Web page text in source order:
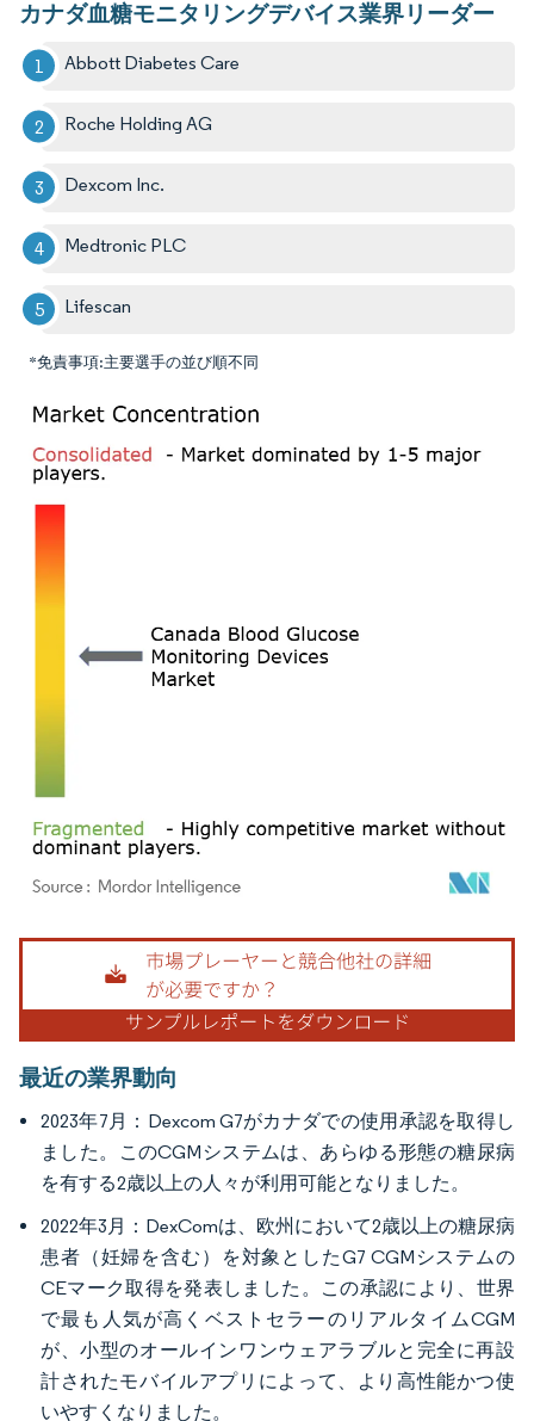
カナダ血糖モニタリングデバイス業界リーダー
Abbott Diabetes Care
Roche Holding AG
Dexcom Inc.
Medtronic PLC
Lifescan
*免責事項:主要選手の並び順不同
画像 © Mordor Intelligence。再利用にはCC BY 4.0の表示が必要です。
最近の業界動向
2023年7月：Dexcom G7がカナダでの使用承認を取得し
ました。このCGMシステムは、あらゆる形態の糖尿病
を有する2歳以上の人々が利用可能となりました。
2022年3月：DexComは、欧州において2歳以上の糖尿病
患者（妊婦を含む）を対象としたG7 CGMシステムの
CEマーク取得を発表しました。この承認により、世界
で最も人気が高くベストセラーのリアルタイムCGM
が、小型のオールインワンウェアラブルと完全に再設
計されたモバイルアプリによって、より高性能かつ使
いやすくなりました。